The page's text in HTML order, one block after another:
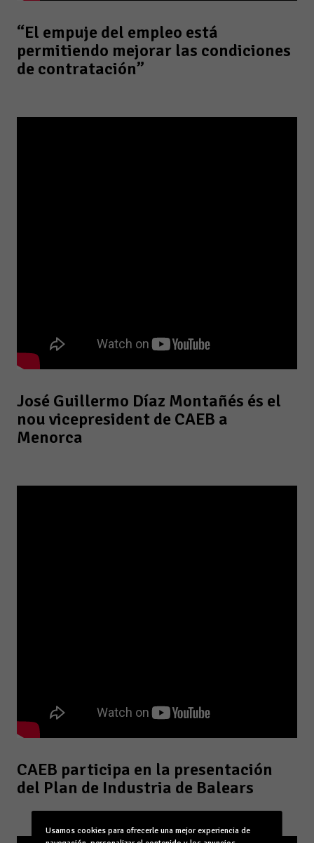
“El empuje del empleo está
permitiendo mejorar las condiciones
de contratación”
José Guillermo Díaz Montañés és el
nou vicepresident de CAEB a
Menorca
CAEB participa en la presentación
del Plan de Industria de Balears
Usamos cookies para ofrecerle una mejor experiencia de